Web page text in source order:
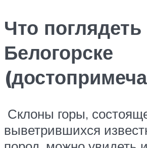
Что поглядеть
Белогорске
Склоны горы,
выветрившихся